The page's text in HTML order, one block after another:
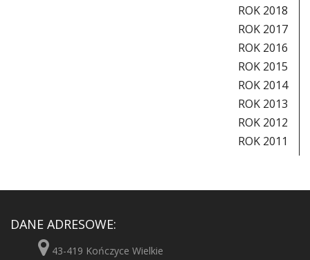
ROK 2018
ROK 2017
ROK 2016
ROK 2015
ROK 2014
ROK 2013
ROK 2012
ROK 2011
DANE ADRESOWE:
43-419 Kończyce Wielkie